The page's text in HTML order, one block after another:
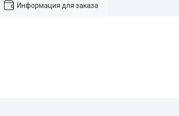
Информация для заказа